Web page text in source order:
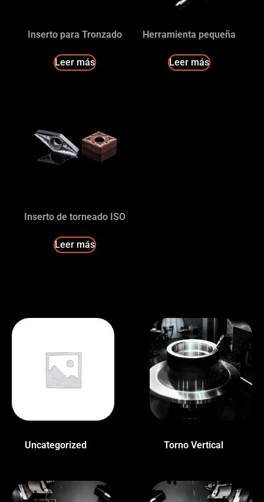
Inserto para Tronzado
Leer más
Herramienta pequeña
Leer más
Inserto de torneado ISO
Leer más
Uncategorized Torno Vertical